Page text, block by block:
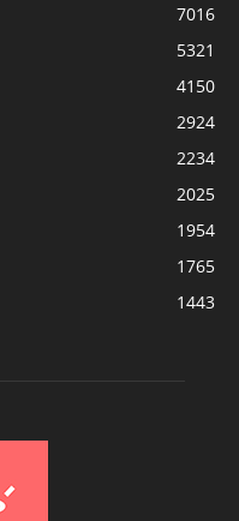
7016
5321
4150
2924
2234
2025
1954
1765
1443